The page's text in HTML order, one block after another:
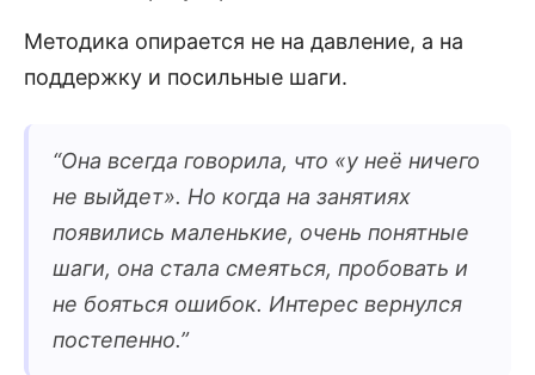
Методика опирается не на давление, а на
поддержку и посильные шаги.
“Она всегда говорила, что «у неё ничего
не выйдет». Но когда на занятиях
появились маленькие, очень понятные
шаги, она стала смеяться, пробовать и
не бояться ошибок. Интерес вернулся
постепенно.”